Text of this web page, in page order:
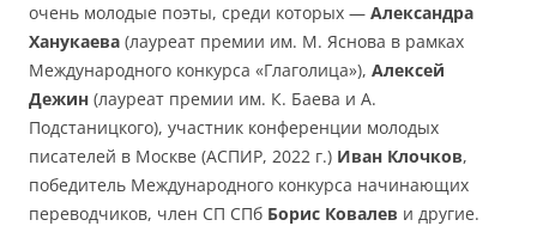
очень молодые поэты, среди которых — Александра
Ханукаева (лауреат премии им. М. Яснова в рамках
Международного конкурса «Глаголица»), Алексей
Дежин (лауреат премии им. К. Баева и А.
Подстаницкого), участник конференции молодых
писателей в Москве (АСПИР, 2022 г.) Иван Клочков,
победитель Международного конкурса начинающих
переводчиков, член СП СПб Борис Ковалев и другие.